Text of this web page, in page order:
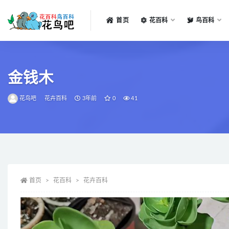
首页 花百科 鸟百科
金钱木
花鸟吧 花卉百科 3年前 0 41
首页 花百科 花卉百科